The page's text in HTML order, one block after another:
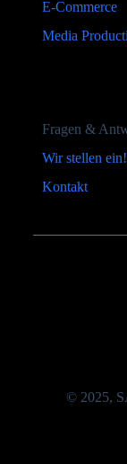
E-Commerce
Media
Fragen &
Wir stellen ein!
Kontakt
© 2025,